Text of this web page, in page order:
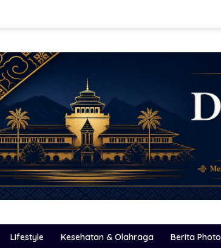
Lifestyle Kesehatan & Olahraga Berita Photo